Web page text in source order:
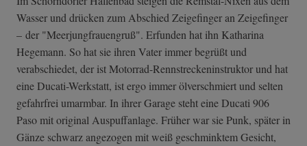
Wasser und drücken zum Abschied Zeigefinger an Zeigefinger
– der "Meerjungfrauengruß". Erfunden hat ihn Katharina
Hegemann. So hat sie ihren Vater immer begrüßt und
verabschiedet, der ist Motorrad-Rennst­reckeninstrukto­r und hat
eine Ducati-Werkstatt, ist ergo immer ölverschmiert und selten
gefahrfrei umarmbar. In ihrer Garage steht eine Ducati 906
Paso mit original Auspuffanlage. Früher war sie Punk, später in
Gänze schwarz angezogen mit weiß geschminktem Gesicht,